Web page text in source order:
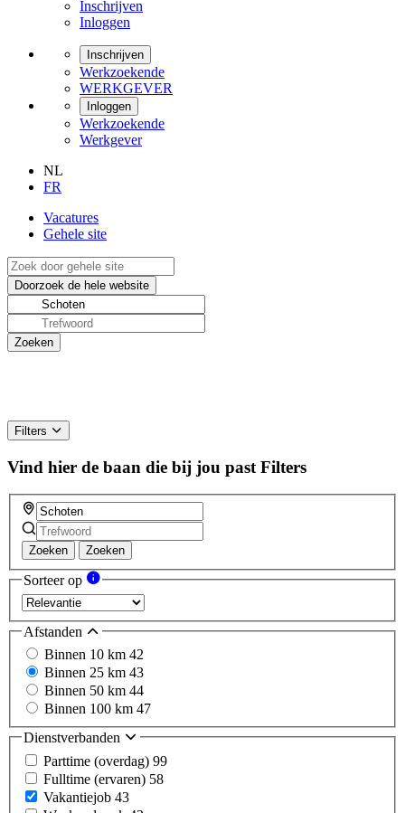
Inschrijven
Inloggen
Inschrijven
Werkzoekende
WERKGEVER
Inloggen
Werkzoekende
Werkgever
NL
FR
Vacatures
Gehele site
Filters
Vind hier de baan die bij jou past Filters
Zoeken Zoeken
Sorteer op
Afstanden
Binnen 10 km 42
Binnen 25 km 43
Binnen 50 km 44
Binnen 100 km 47
Dienstverbanden
Parttime (overdag) 99
Fulltime (ervaren) 58
Vakantiejob 43